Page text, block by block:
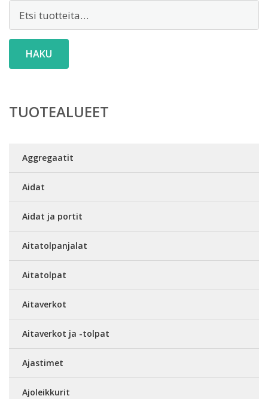
HAKU
TUOTEALUEET
Aggregaatit
Aidat
Aidat ja portit
Aitatolpanjalat
Aitatolpat
Aitaverkot
Aitaverkot ja -tolpat
Ajastimet
Ajoleikkurit